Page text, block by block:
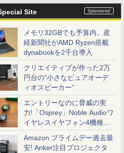
Site
メモリ32GBでも予算内。産
経新聞社がAMD Ryzen搭載
dynabookを2千台導入
クリエイティブが作った2万
円台の“小さなピュアオーデ
ィオスピーカー”
エントリーなのに脅威の実
力!「Osprey」Noble Audioワ
イヤレスイヤフォン4機種を
一気に聴く
Amazon プライムデー過去最
安! Anker注目プロジェクタ